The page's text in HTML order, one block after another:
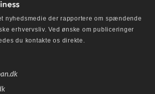
nyhedsmedie der rapportere om spændende
erhvervsliv. Ved ønske om publiceringer
du kontakte os direkte.